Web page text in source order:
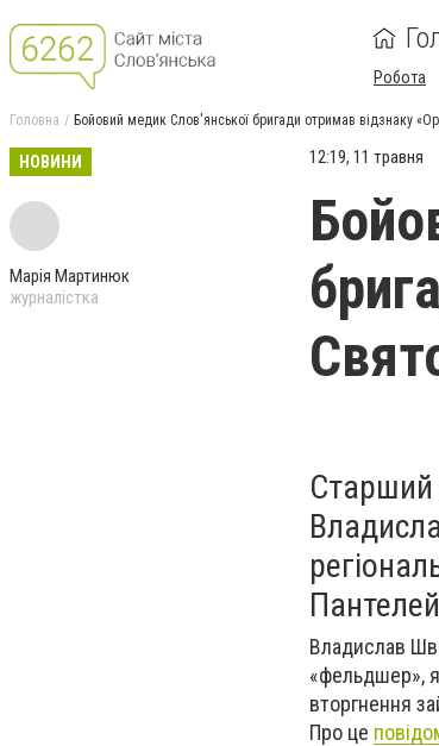
Робота
Головна Бойовий медик Слов'янської бригади отримав відзнаку
НОВИНИ
Марія Мартинюк
журналістка
12:19, 11 травня
Старший
Владислав
«фельдшер»,
вторгнення
Про це